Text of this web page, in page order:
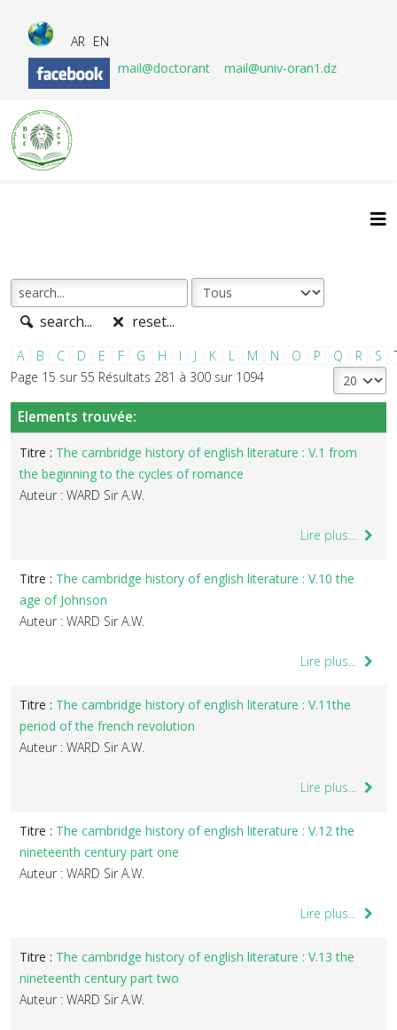
AR EN
mail@doctorant
mail@univ-oran1.dz
search... reset...
A B C D E F G H I J K L M N O P Q R S
Page 15 sur 55 Résultats 281 à 300 sur 1094
Elements trouvée:
Titre : The cambridge history of english literature : V.1 from
the beginning to the cycles of romance
Auteur : WARD Sir A.W.
Lire plus...
Titre : The cambridge history of english literature : V.10 the
age of Johnson
Auteur : WARD Sir A.W.
Lire plus...
Titre : The cambridge history of english literature : V.11the
period of the french revolution
Auteur : WARD Sir A.W.
Lire plus...
Titre : The cambridge history of english literature : V.12 the
nineteenth century part one
Auteur : WARD Sir A.W.
Lire plus...
Titre : The cambridge history of english literature : V.13 the
nineteenth century part two
Auteur : WARD Sir A.W.